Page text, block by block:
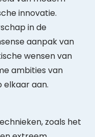
innovatie.
in de
aanpak van
wensen van
ambities van
elkaar aan.
zoals het